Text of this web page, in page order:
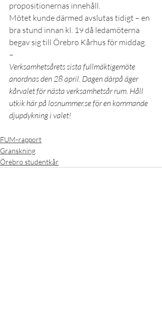
propositionernas innehåll.
Mötet kunde därmed avslutas tidigt – en
bra stund innan kl. 19 då ledamöterna
begav sig till Örebro Kårhus för middag.
–
Verksamhetsårets sista fullmäktigemöte
anordnas den 28 april. Dagen därpå äger
kårvalet för nästa verksamhetsår rum. Håll
utkik här på losnummer.se för en kommande
djupdykning i valet!
FUM-rapport
Granskning
Örebro studentkår